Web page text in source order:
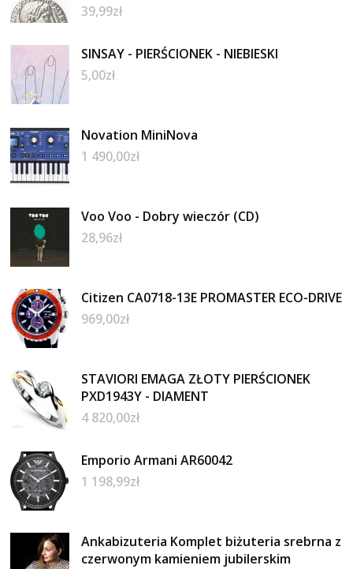
39,99zł
SINSAY - PIERŚCIONEK - NIEBIESKI
5,00zł
Novation MiniNova
1 490,00zł
Voo Voo - Dobry wieczór (CD)
28,96zł
Citizen CA0718-13E PROMASTER ECO-DRIVE
969,00zł
STAVIORI EMAGA ZŁOTY PIERŚCIONEK
PXD1943Y - DIAMENT
4 820,00zł
Emporio Armani AR60042
1 198,99zł
Ankabizuteria Komplet biżuteria srebrna z
czerwonym kamieniem jubilerskim